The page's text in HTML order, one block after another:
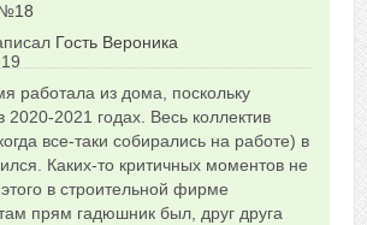
№18
Гость Вероника
Сказать друзьям об отзыве
работала из дома, поскольку
2020-2021 годах. Весь коллектив
все-таки собирались на работе) в
Каких-то критичных моментов не
в строительной фирме
прям гадюшник был, друг друга